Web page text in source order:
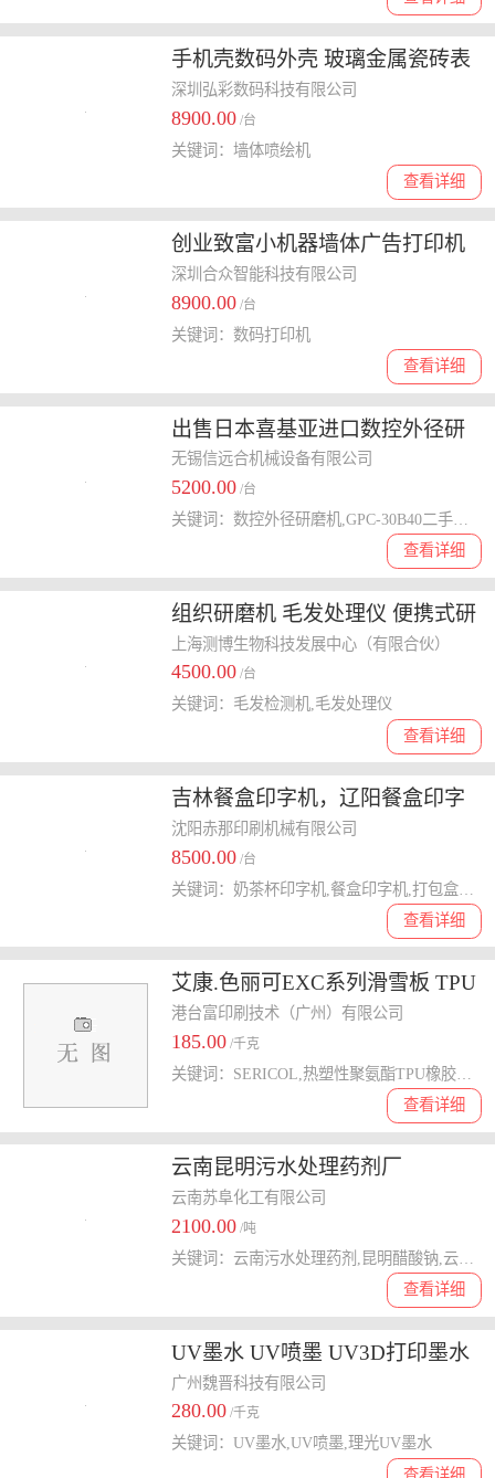
手机壳数码外壳 玻璃金属瓷砖表
面打印 uv打印机 **打印机
深圳弘彩数码科技有限公司
8900.00 /台
查看详细
关键词：墙体喷绘机
创业致富小机器墙体广告打印机
墙画喷绘机
深圳合众智能科技有限公司
8900.00 /台
查看详细
关键词：数码打印机
出售日本喜基亚进口数控外径研
磨机GPC-30B40二手研磨机现货
无锡信远合机械设备有限公司
5200.00 /台
查看详细
关键词：数控外径研磨机,GPC-30B40二手研磨机
组织研磨机 毛发处理仪 便携式研
磨机 水质研磨仪CBMF-06
上海测博生物科技发展中心（有限合伙）
4500.00 /台
查看详细
关键词：毛发检测机,毛发处理仪
吉林餐盒印字机，辽阳餐盒印字
机，葫芦岛餐盒印字机，盘锦餐
盒印字机
沈阳赤那印刷机械有限公司
8500.00 /台
查看详细
艾康.色丽可EXC系列滑雪板 TPU
尼龙面料 丝印油墨具有良好的化
学抵抗性能耐酸耐碱
港台富印刷技术（广州）有限公司
185.00 /千克
查看详细
云南昆明污水处理药剂厂
云南苏阜化工有限公司
2100.00 /吨
查看详细
UV墨水 UV喷墨 UV3D打印墨水
理光UV墨水
广州魏晋科技有限公司
280.00 /千克
查看详细
关键词：UV墨水,UV喷墨,理光UV墨水